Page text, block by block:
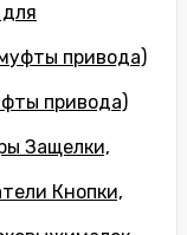
привода)
Защелки,
Кнопки,